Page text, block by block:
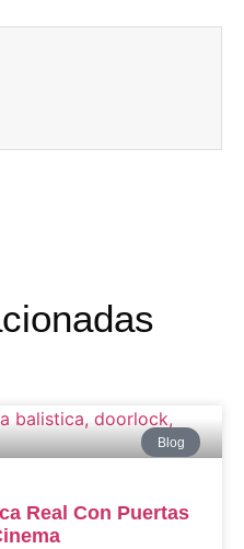
Blog
Real Con Puertas